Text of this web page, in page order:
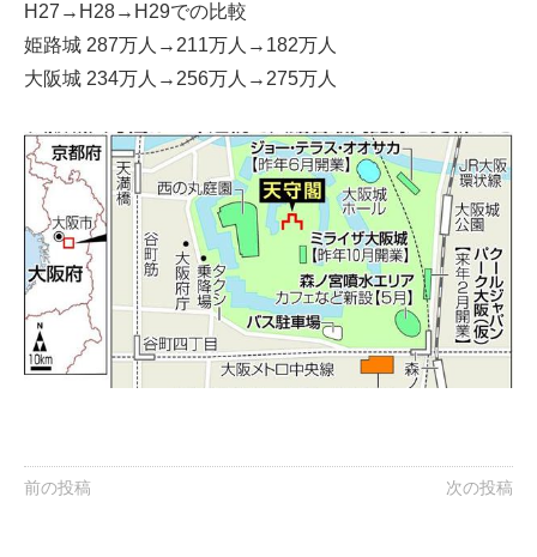
H27→H28→H29での比較
姫路城 287万人→211万人→182万人
大阪城 234万人→256万人→275万人
前の投稿 次の投稿